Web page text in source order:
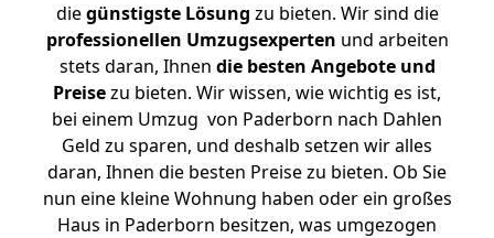
diegünstigste Lösung zu bieten. Wir sind die
professionellen Umzugsexperten und arbeiten
stets daran, Ihnen die besten Angebote und
Preisezu bieten. Wir wissen, wie wichtig es ist,
bei einem Umzug von Paderborn nach Dahlen
Geld zu sparen, und deshalb setzen wir alles
daran, Ihnen die besten Preise zu bieten. Ob Sie
nun eine kleine Wohnung haben oder ein großes
Haus in Paderborn besitzen, was umgezogen